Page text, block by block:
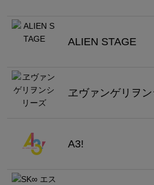
ALIEN STAGE
ヱヴァンゲリヲ
A3!